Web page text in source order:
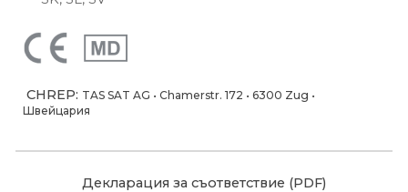
CHREP: TAS SAT AG • Chamerstr. 172 • 6300 Zug •
Швейцария
Декларация за съответствие (PDF)